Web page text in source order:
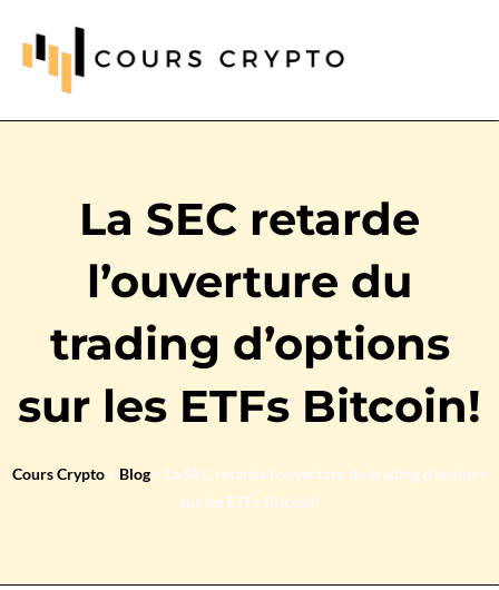
La SEC retarde
l’ouverture du
trading d’options
sur les ETFs Bitcoin!
Cours Crypto » Blog » La SEC retarde l’ouverture du trading d’options
sur les ETFs Bitcoin!